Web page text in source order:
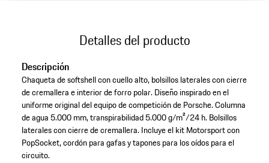
Detalles del producto
Descripción
Chaqueta de softshell con cuello alto, bolsillos laterales con cierre
de cremallera e interior de forro polar. Diseño inspirado en el
uniforme original del equipo de competición de Porsche. Columna
de agua 5.000 mm, transpirabilidad 5.000 g/m²/24 h. Bolsillos
laterales con cierre de cremallera. Incluye el kit Motorsport con
PopSocket, cordón para gafas y tapones para los oídos para el
circuito.